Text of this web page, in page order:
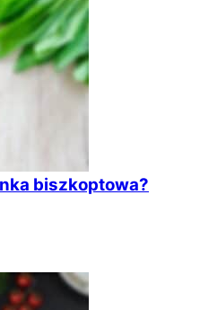
biszkoptowa?